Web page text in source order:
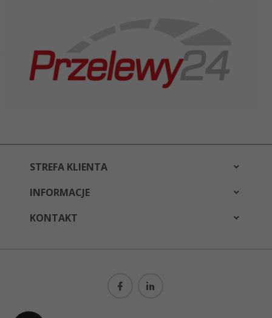
STREFA KLIENTA
INFORMACJE
KONTAKT